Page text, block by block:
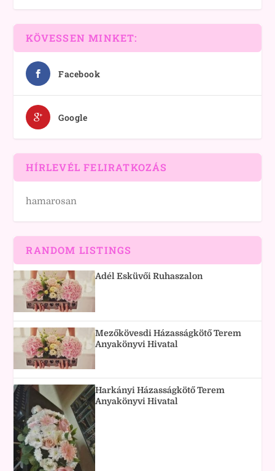
KÖVESSEN MINKET:
Facebook
Google
HÍRLEVÉL FELIRATKOZÁS
hamarosan
RANDOM LISTINGS
Adél Esküvői Ruhaszalon
Mezőkövesdi Házasságkötő Terem
Anyakönyvi Hivatal
Harkányi Házasságkötő Terem
Anyakönyvi Hivatal